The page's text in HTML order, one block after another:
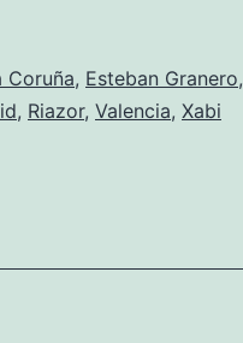
Coruña, Esteban Granero,
, Riazor, Valencia, Xabi